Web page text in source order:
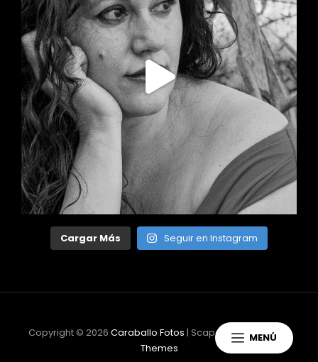
MENÚ
Cargar Más Seguir en Instagram
Copyright © 2026 Caraballo Fotos | ScapeShot PorCatch
Themes